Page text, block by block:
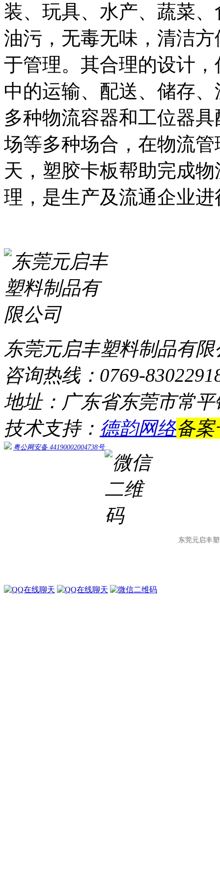
装、玩具、水产、蔬菜
油污，无毒无味，清洁
于管理。其合理的设计
中的运输、配送、储存
多种物流容器和工位器
场等多种场合，在物流
天，塑胶卡板帮助完成
理，是生产及流通企业
东莞元启丰塑料制品有
咨询热线：0769-
地址：广东省东莞市常
技术支持： 德韵网络备
粤公网安备 44190002004738号
东莞元启丰